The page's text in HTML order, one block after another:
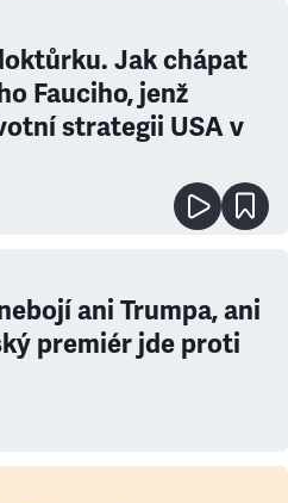
Jak chápat
Fauciho, jenž
strategii USA v
ani Trumpa, ani
premiér jde proti